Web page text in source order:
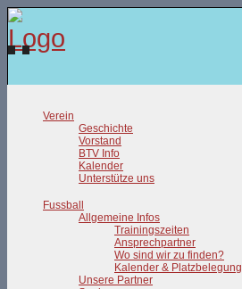
Verein
Geschichte
Vorstand
BTV Info
Kalender
Unterstütze uns
Fussball
Allgemeine Infos
Trainingszeiten
Ansprechpartner
Wo sind wir zu finden?
Kalender & Platzbelegung
Unsere Partner